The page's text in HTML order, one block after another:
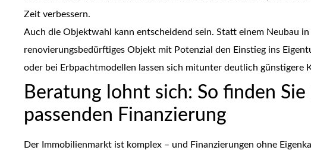
Zeit verbessern.
Auch die Objektwahl kann entscheidend sein. Statt einem Neubau in
renovierungsbedürftiges Objekt mit Potenzial den Einstieg ins
oder bei Erbpachtmodellen lassen sich mitunter deutlich günstigere
Beratung lohnt sich: So finden
passenden Finanzierung
Der Immobilienmarkt ist komplex – und Finanzierungen ohne